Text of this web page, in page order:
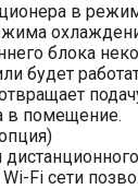
в
блока
будет
в помещение.
Fi сети